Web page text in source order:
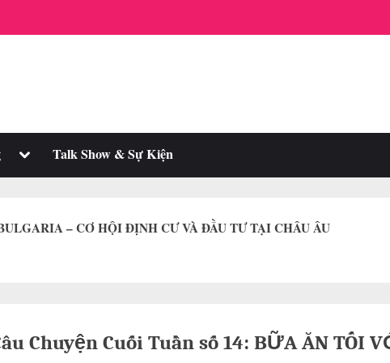
Toggle
menu
Talk Show & Sự Kiện
– CƠ HỘI ĐỊNH CƯ VÀ ĐẦU TƯ TẠI CHÂU ÂU
Chuyện Cuối Tuần số 14: BỮA ĂN TỐI